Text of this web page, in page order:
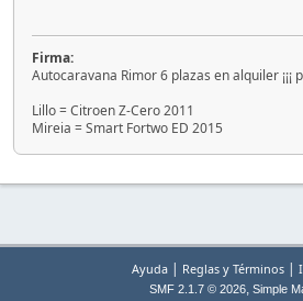
Firma:
Autocaravana Rimor 6 plazas en alquiler ¡¡¡
Lillo = Citroen Z-Cero 2011
Mireia = Smart Fortwo ED 2015
Ayuda | Reglas y Términos |
SMF 2.1.7 © 2026, Simple